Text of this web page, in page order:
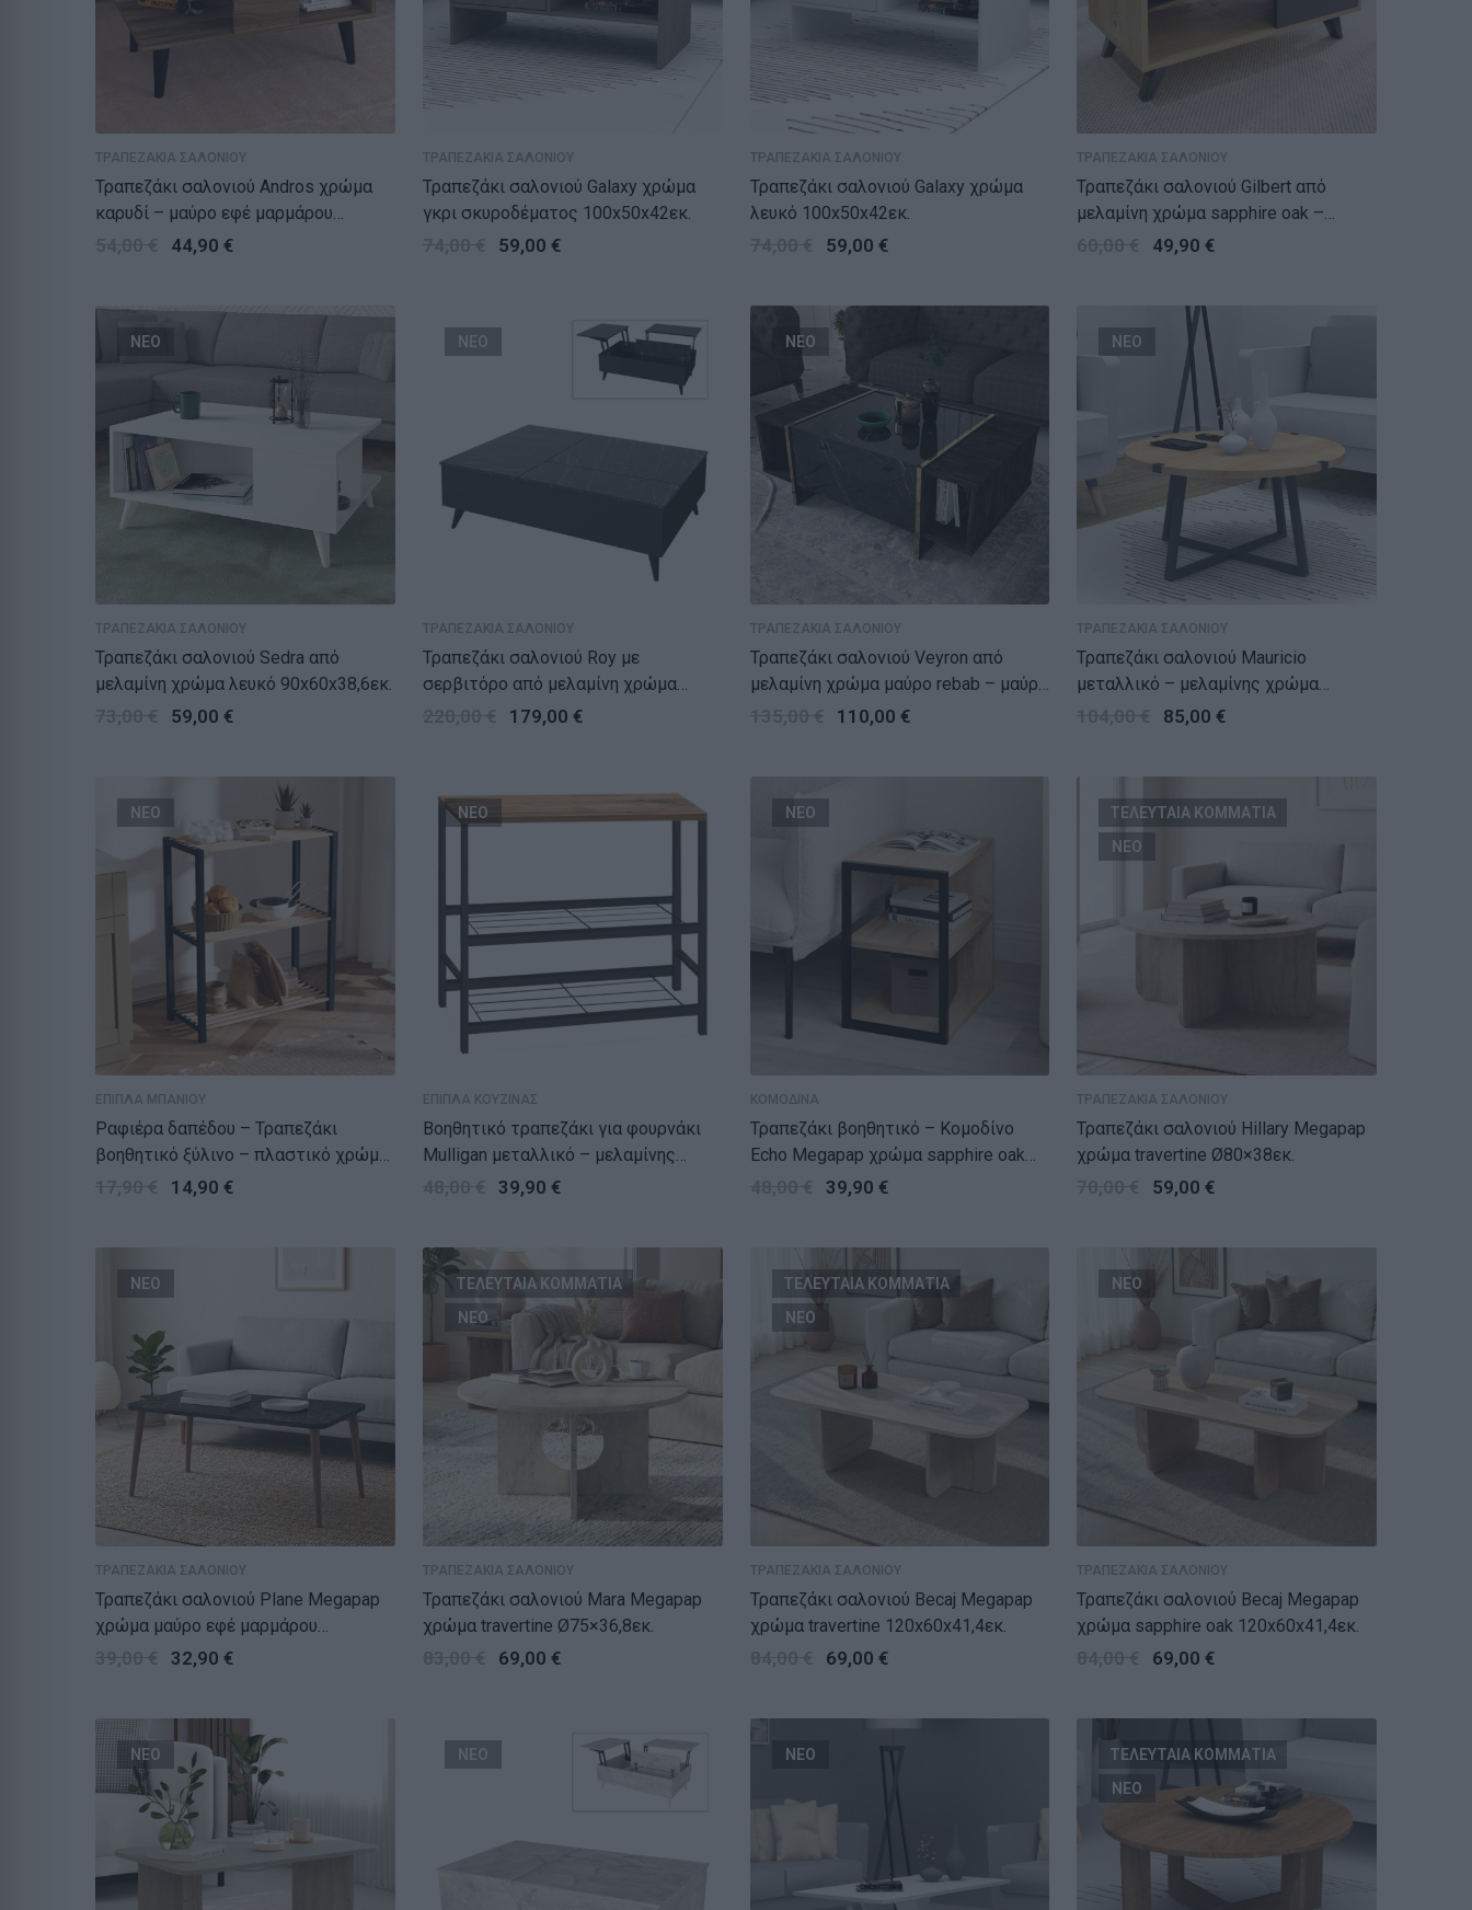
ΤΡΑΠΕΖΑΚΙΑ ΣΑΛΟΝΙΟΥ
Τραπεζάκι σαλονιού Andros χρώμα
καρυδί – μαύρο εφέ μαρμάρου
90x54x39,6εκ.
44,90 €
ΤΡΑΠΕΖΑΚΙΑ ΣΑΛΟΝΙΟΥ
Τραπεζάκι σαλονιού Galaxy χρώμα
γκρι σκυροδέματος 100x50x42εκ.
59,00 €
ΤΡΑΠΕΖΑΚΙΑ ΣΑΛΟΝΙΟΥ
Τραπεζάκι σαλονιού Galaxy χρώμα
λευκό 100x50x42εκ.
59,00 €
ΤΡΑΠΕΖΑΚΙΑ ΣΑΛΟΝΙΟΥ
Τραπεζάκι σαλονιού Gilbert από
μελαμίνη χρώμα sapphire oak –
ανθρακί 90x45x35εκ.
49,90€
ΝΕΟ
ΤΡΑΠΕΖΑΚΙΑ ΣΑΛΟΝΙΟΥ
Τραπεζάκι σαλονιού Sedra από
μελαμίνη χρώμα λευκό 90x60x38,6εκ.
59,00 €
ΝΕΟ
ΤΡΑΠΕΖΑΚΙΑ ΣΑΛΟΝΙΟΥ
Τραπεζάκι σαλονιού Roy με
σερβιτόρο από μελαμίνη χρώμα
μαύρο – εφέ μαρμάρου 121x69x40εκ.
179,00 €
ΝΕΟ
ΤΡΑΠΕΖΑΚΙΑ ΣΑΛΟΝΙΟΥ
Τραπεζάκι σαλονιού Veyron από
μελαμίνη χρώμα μαύρο rebab – μαύρο
εφέ μαρμάρου 104x60x37,3εκ.
110,00 €
ΝΕΟ
ΤΡΑΠΕΖΑΚΙΑ ΣΑΛΟΝΙΟΥ
Τραπεζάκι σαλονιού Mauricio
μεταλλικό – μελαμίνης χρώμα
sonoma – ανθρακί 78x78x43εκ.
85,00€
ΝΕΟ
ΕΠΙΠΛΑ ΜΠΑΝΙΟΥ
Ραφιέρα δαπέδου – Τραπεζάκι
βοηθητικό ξύλινο – πλαστικό χρώμα
φυσικό – μαύρο 65x29x78εκ.
14,90 €
ΝΕΟ
ΕΠΙΠΛΑ ΚΟΥΖΙΝΑΣ
Βοηθητικό τραπεζάκι για φουρνάκι
Mulligan μεταλλικό – μελαμίνης
χρώμα μαύρο – pine oak 80x40x80εκ.
39,90 €
ΝΕΟ
ΚΟΜΟΔΙΝΑ
Τραπεζάκι βοηθητικό – Κομοδίνο
Echo Megapap χρώμα sapphire oak
30x42x45εκ.39,90 €
ΤΕΛΕΥΤΑΙΑ ΚΟΜΜΑΤΙΑ
ΝΕΟ
ΤΡΑΠΕΖΑΚΙΑ ΣΑΛΟΝΙΟΥ
Τραπεζάκι σαλονιού Hillary Megapap
χρώμα travertine Ø80×38εκ.
59,00€
ΝΕΟ
ΤΡΑΠΕΖΑΚΙΑ ΣΑΛΟΝΙΟΥ
Τραπεζάκι σαλονιού Plane Megapap
χρώμα μαύρο εφέ μαρμάρου
90x55x41εκ.32,90 €
ΤΕΛΕΥΤΑΙΑ ΚΟΜΜΑΤΙΑ
ΝΕΟ
ΤΡΑΠΕΖΑΚΙΑ ΣΑΛΟΝΙΟΥ
Τραπεζάκι σαλονιού Mara Megapap
χρώμα travertine Ø75×36,8εκ.
69,00 €
ΤΕΛΕΥΤΑΙΑ ΚΟΜΜΑΤΙΑ
ΝΕΟ
ΤΡΑΠΕΖΑΚΙΑ ΣΑΛΟΝΙΟΥ
Τραπεζάκι σαλονιού Becaj Megapap
χρώμα travertine 120x60x41,4εκ.
69,00 €
ΝΕΟ
ΤΡΑΠΕΖΑΚΙΑ ΣΑΛΟΝΙΟΥ
Τραπεζάκι σαλονιού Becaj Megapap
χρώμα sapphire oak 120x60x41,4εκ.
69,00€
ΝΕΟ ΝΕΟ ΝΕΟ
ΤΕΛΕΥΤΑΙΑ ΚΟΜΜΑΤΙΑ
ΝΕΟ